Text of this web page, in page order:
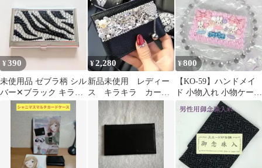
¥390
未使用品 ゼブラ柄 シル
バー✕ブラック キラキ
ラ 名刺入れ ミラー兼用
¥2,280
新品未使用 レディー
ス キラキラ カード
ケース
¥800
【KO-59】ハンドメイ
ド 小物入れ 小物ケース
収納 ホイップデコ デコ
パ